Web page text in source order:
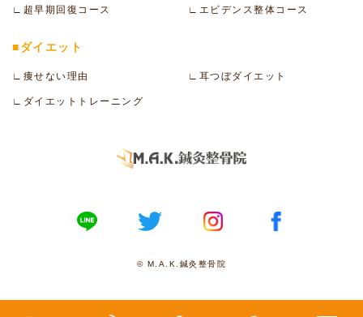
∟超早期回復コース ∟エビデンス整体コース
■ダイエット
∟痩せない理由 ∟耳つぼダイエット
∟ダイエットトレーニング
© M.A.K.鍼灸整骨院